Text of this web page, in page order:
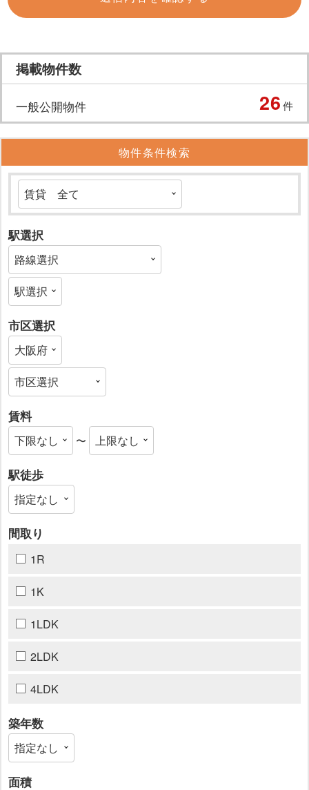
掲載物件数
一般公開物件 26件
物件条件検索
駅選択
市区選択
賃料
〜
駅徒歩
間取り
1R
1K
1LDK
2LDK
4LDK
築年数
面積